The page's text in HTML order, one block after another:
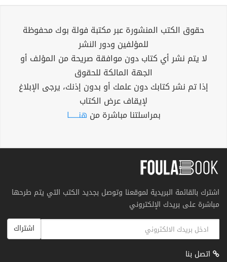
حقوق الكتب المنشورة عبر مكتبة فولة بوك محفوظة
للمؤلفين ودور النشر
لا يتم نشر أي كتاب دون موافقة صريحة من المؤلف أو
الجهة المالكة للحقوق
إذا تم نشر كتابك دون علمك أو بدون إذنك، يرجى الإبلاغ
لإيقاف عرض الكتاب
بمراسلتنا مباشرة من هنــــــا
اشترك بالقائمة البريدية لموقعنا وتوصل بجديد الكتب التي يتم طرحها
مباشرة على بريدك الإلكتروني
اشتراك
اتصل بنا